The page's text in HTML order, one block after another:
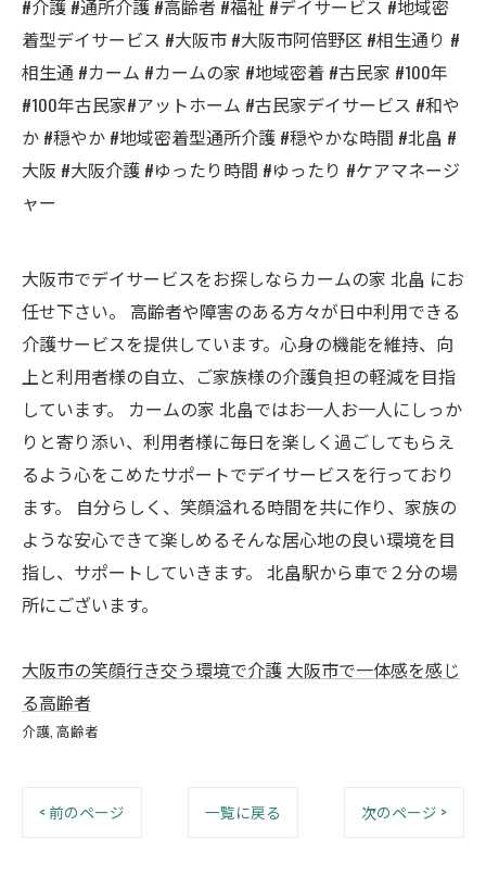
#介護 #通所介護 #高齢者 #福祉 #デイサービス #地域密
着型デイサービス #大阪市 #大阪市阿倍野区 #相生通り #
相生通 #カーム #カームの家 #地域密着 #古民家 #100年
#100年古民家#アットホーム #古民家デイサービス #和や
か #穏やか #地域密着型通所介護 #穏やかな時間 #北畠 #
大阪 #大阪介護 #ゆったり時間 #ゆったり #ケアマネージ
ャー
大阪市でデイサービスをお探しならカームの家 北畠 にお
任せ下さい。 高齢者や障害のある方々が日中利用できる
介護サービスを提供しています。心身の機能を維持、向
上と利用者様の自立、ご家族様の介護負担の軽減を目指
しています。 カームの家 北畠ではお一人お一人にしっか
りと寄り添い、利用者様に毎日を楽しく過ごしてもらえ
るよう心をこめたサポートでデイサービスを行っており
ます。 自分らしく、笑顔溢れる時間を共に作り、家族の
ような安心できて楽しめるそんな居心地の良い環境を目
指し、サポートしていきます。 北畠駅から車で２分の場
所にございます。
大阪市の笑顔行き交う環境で介護 大阪市で一体感を感じ
る高齢者
介護 高齢者
< 前のページ 一覧に戻る 次のページ >